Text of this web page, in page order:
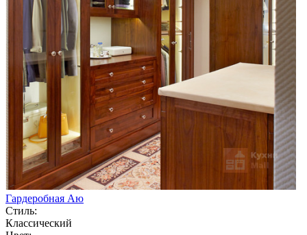
Гардеробная Аю
Стиль:
Классический